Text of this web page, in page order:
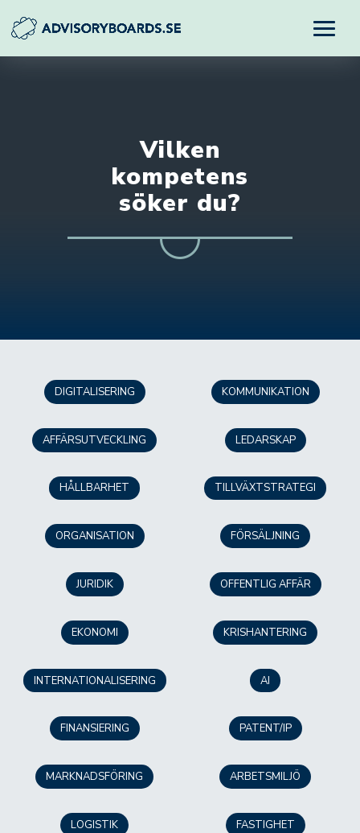
Vilken
kompetens
söker du?
DIGITALISERING
AFFÄRSUTVECKLING
HÅLLBARHET
ORGANISATION
JURIDIK
KOMMUNIKATION
LEDARSKAP
TILLVÄXTSTRATEGI
FÖRSÄLJNING
OFFENTLIG AFFÄR
EKONOMI
INTERNATIONALISERING
FINANSIERING
MARKNADSFÖRING
LOGISTIK
KRISHANTERING
AI
PATENT/IP
ARBETSMILJÖ
FASTIGHET